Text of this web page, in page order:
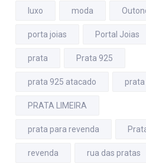
luxo moda
porta joias Portal Joias
prata Prata 925
prata 925 atacado prata
PRATA LIMEIRA
prata para revenda
revenda rua das pratas